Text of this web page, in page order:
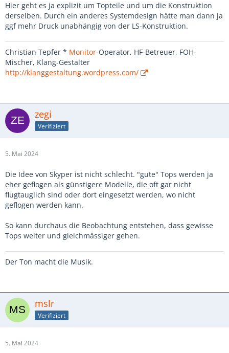
Hier geht es ja explizit um Topteile und um die Konstruktion
derselben. Durch ein anderes Systemdesign hätte man dann ja
ggf mehr Druck unabhängig von der LS-Konstruktion.
Christian Tepfer * Monitor-Operator, HF-Betreuer, FOH-
Mischer, Klang-Gestalter
http://klanggestaltung.wordpress.com/
zegi
Verifiziert
5. Mai 2024
Die Idee von Skyper ist nicht schlecht. "gute" Tops werden ja
eher geflogen als günstigere Modelle, die oft gar nicht
flugtauglich sind oder dort eingesetzt werden, wo nicht
geflogen werden kann.
So kann durchaus die Beobachtung entstehen, dass gewisse
Tops weiter und gleichmässiger gehen.
Der Ton macht die Musik.
mslr
Verifiziert
5. Mai 2024